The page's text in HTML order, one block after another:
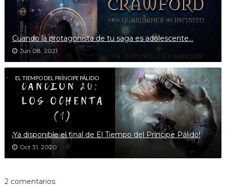
Cuando la protagonista de tu saga es adolescente...
Jun 08, 2021
EL TIEMPO DEL PRÍNCIPE PÁLIDO
¡Ya disponible el final de El Tiempo del Príncipe Pálido!
Oct 31, 2020
2 comentarios: